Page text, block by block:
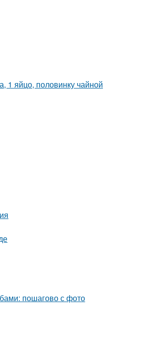
1 яйцо, половинку чайной
пошагово с фото